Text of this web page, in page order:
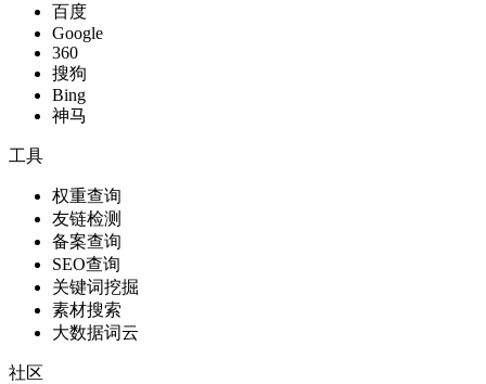
百度
Google
360
搜狗
Bing
神马
工具
权重查询
友链检测
备案查询
SEO查询
关键词挖掘
素材搜索
大数据词云
社区